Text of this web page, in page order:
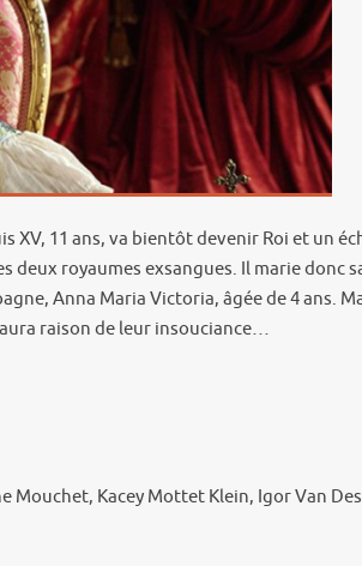
XV, 11 ans, va bientôt devenir Roi et un
deux royaumes exsangues. Il marie donc
Anna Maria Victoria, âgée de 4 ans.
raison de leur insouciance…
Kacey Mottet Klein, Igor Van